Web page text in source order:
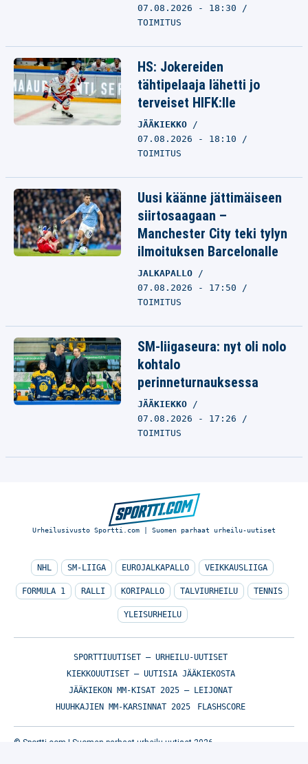
07.08.2026 - 18:30
TOIMITUS
HS: Jokereiden
tähtipelaaja lähetti jo
terveiset HIFK:lle
JÄÄKIEKKO
07.08.2026 - 18:10
TOIMITUS
Uusi käänne jättimäiseen
siirtosaagaan –
Manchester City teki tylyn
ilmoituksen Barcelonalle
JALKAPALLO
07.08.2026 - 17:50
TOIMITUS
SM-liigaseura: nyt oli nolo
kohtalo
perinneturnauksessa
JÄÄKIEKKO
07.08.2026 - 17:26
TOIMITUS
Urheilusivusto Sportti.com | Suomen parhaat urheilu-uutiset
NHL SM-LIIGA EUROJALKAPALLO VEIKKAUSLIIGA
FORMULA 1 RALLI KORIPALLO TALVIURHEILU TENNIS
YLEISURHEILU
SPORTTIUUTISET – URHEILU-UUTISET
KIEKKOUUTISET – UUTISIA JÄÄKIEKOSTA
JÄÄKIEKON MM-KISAT 2025 – LEIJONAT
HUUHKAJIEN MM-KARSINNAT 2025
FLASHSCORE
© Sportti.com | Suomen parhaat urheilu-uutiset 2026